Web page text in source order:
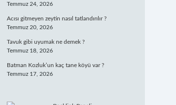
Temmuz 24, 2026
Acısı gitmeyen zeytin nasıl tatlandırılır ?
Temmuz 20, 2026
Tavuk gibi uyumak ne demek ?
Temmuz 18, 2026
Batman Kozluk’un kaç tane köyü var ?
Temmuz 17, 2026